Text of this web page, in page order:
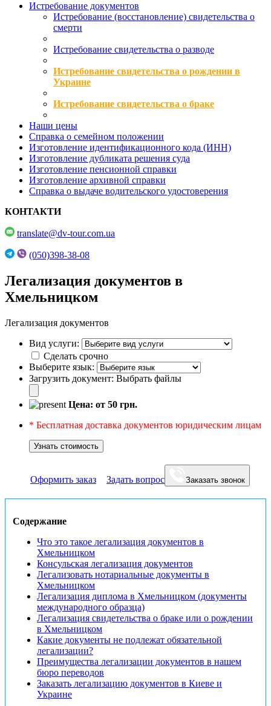
Истребование документов
Истребование (восстановление) свидетельства о
смерти
Истребование свидетельства о разводе
Истребование свидетельства о рождении в
Украине
Истребование свидетельства о браке
Наши цены
Справка о семейном положении
Изготовление идентификационного кода (ИНН)
Изготовление дубликата решения суда
Изготовление пенсионной справки
Изготовление архивной справки
Справка о выдаче водительского удостоверения
КОНТАКТИ
translate@dv-tour.com.ua
(050)398-38-08
Легализация документов в
Хмельницком
Легализация документов
Вид услуги:
Сделать срочно
Выберите язык:
Загрузить документ: Выбрать файлы
Цена: от 50 грн.
* Бесплатная доставка документов юридическим лицам
Узнать стоимость
Оформить заказ Задать вопрос Заказать звонок
Содержание
Что это такое легализация документов в
Хмельницком
Консульская легализация документов
Легализовать нотариальные документы в
Хмельницком
Легализация диплома в Хмельницком (документы
международного образца)
Легализация свидетельства о браке или о рождении
в Хмельницком
Какие документы не подлежат обязательной
легализации?
Преимущества легализации документов в нашем
бюро переводов
Заказать легализацию документов в Киеве и
Украине